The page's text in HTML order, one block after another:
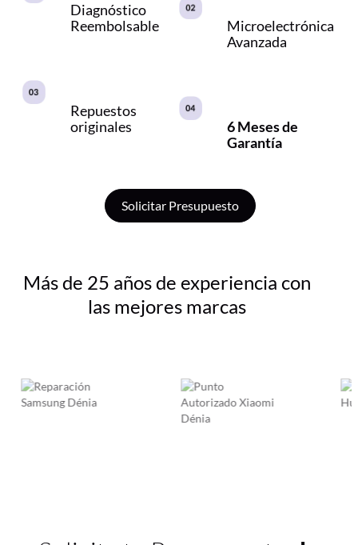
Diagnóstico
Reembolsable
Microelectrónica
Avanzada
Repuestos
originales
6 Meses de
Garantía
Solicitar Presupuesto
Más de 25 años de experiencia con
las mejores marcas